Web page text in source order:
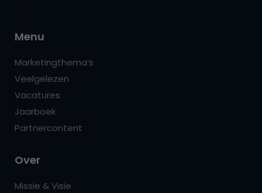
Menu
Marketingthema’s
Veelgelezen
Vacatures
Jaarboek
Partnercontent
Over
Missie & Visie